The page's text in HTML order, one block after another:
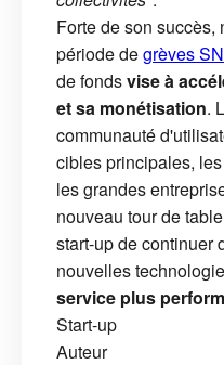
Forte de son succès,
période degrèves
de fondsvise à
et sa monétisation.
communauté
cibles principales,
les grandes
nouveau tour de
start-up de continuer
nouvelles
service plus
Start-up
Auteur